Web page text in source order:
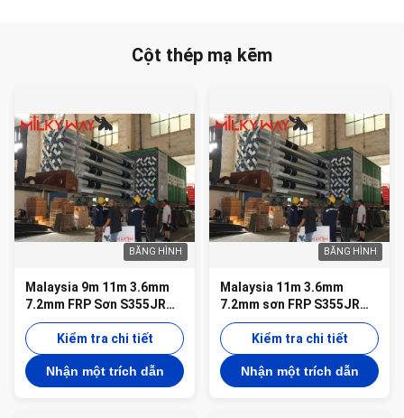
Cột thép mạ kẽm
BĂNG HÌNH
Malaysia 9m 11m 3.6mm
7.2mm FRP Sơn S355JR
Cột thép Được thiết kế
cho hệ thống tiện ích điện
ngoài trời
Kiểm tra chi tiết
Nhận một trích dẫn
BĂNG HÌNH
Malaysia 11m 3.6mm
7.2mm sơn FRP S355JR
Cột thép được thiết kế
cho hệ thống tiện ích điện
ngoài trời
Kiểm tra chi tiết
Nhận một trích dẫn